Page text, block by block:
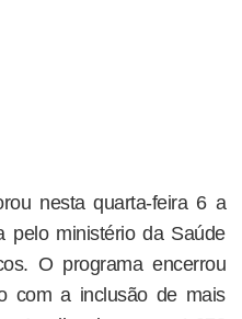
nesta quarta-feira 6 a
pelo ministério da Saúde
O programa encerrou
com a inclusão de mais